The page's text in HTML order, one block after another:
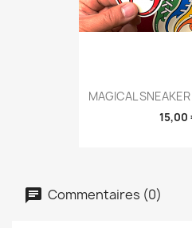
MAGICAL
15,00
Commentaires (0)